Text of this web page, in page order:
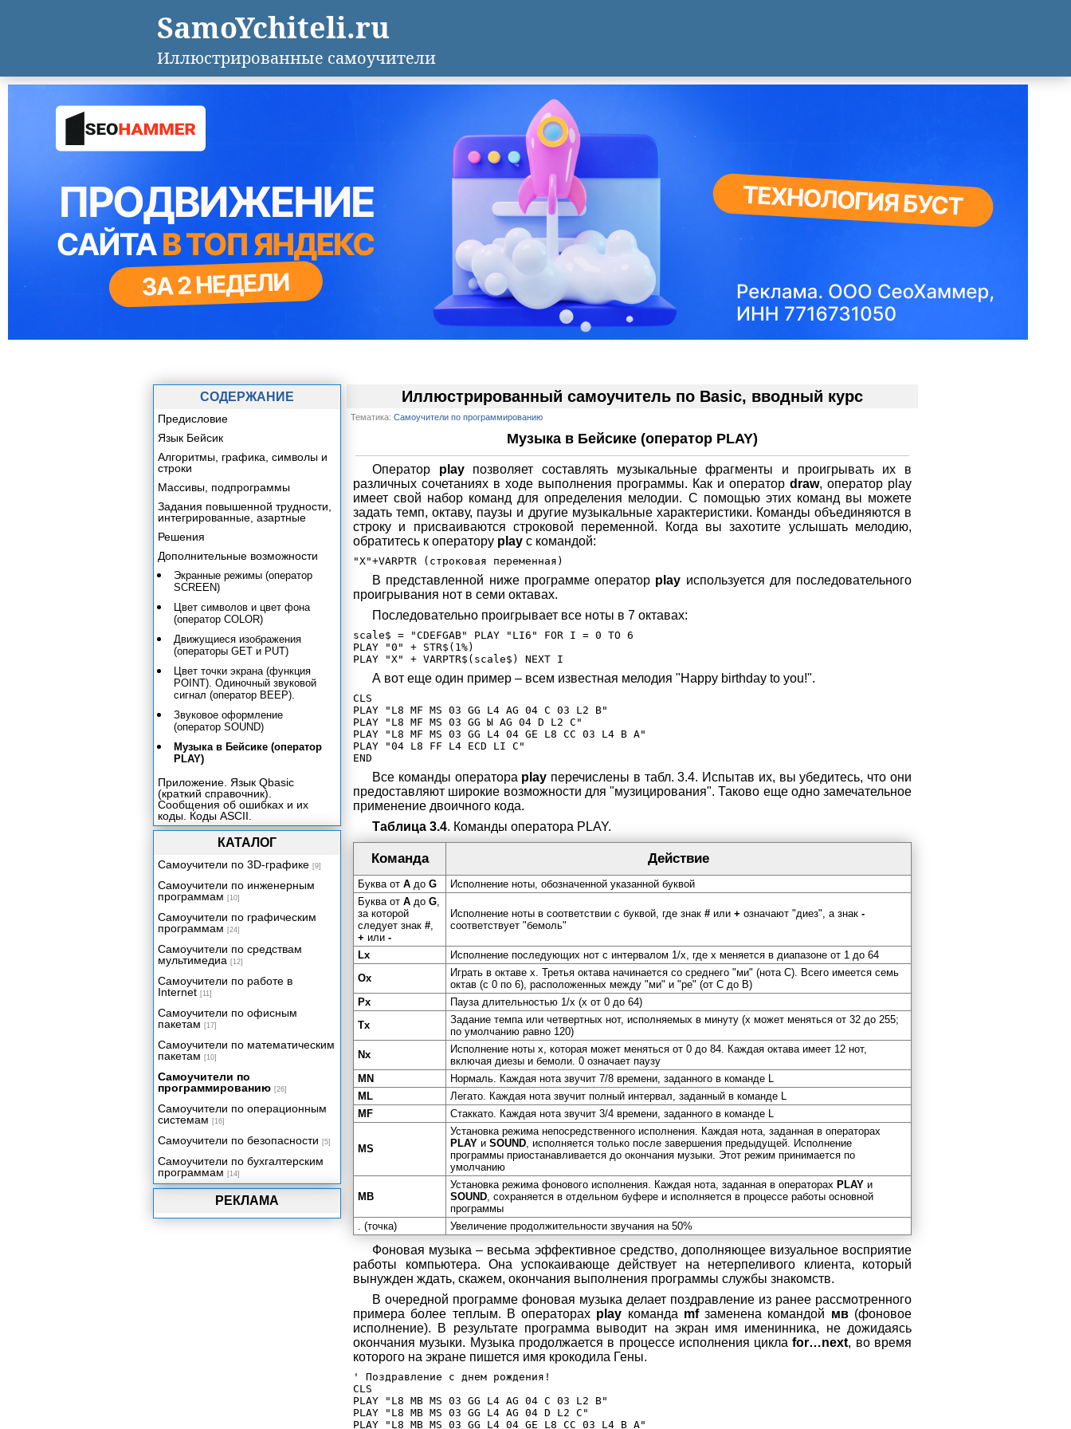
Иллюстрированный самоучитель по Basic, вводный курс
Тематика: Самоучители по программированию
Музыка в Бейсике (оператор PLAY)
Оператор playпозволяет составлять музыкальные фрагменты и проигрывать их в
различных сочетаниях в ходе выполнения программы. Как и оператор draw, оператор play
имеет свой набор команд для определения мелодии. С помощью этих команд вы можете
задать темп, октаву, паузы и другие музыкальные характеристики. Команды объединяются в
строку и присваиваются строковой переменной. Когда вы захотите услышать мелодию,
обратитесь к оператору play с командой:
В представленной ниже программе оператор play используется для последовательного
проигрывания нот в семи октавах.
Последовательно проигрывает все ноты в 7 октавах:
scale$ = "CDEFGAB" PLAY "LI6" FOR I = 0 ТО 6
PLAY "0" + STR$(1%)
А вот еще один пример – всем известная мелодия "Happy birthday to you!".
CLS
PLAY "L8 MF MS 03 GG L4 AG 04 С 03 L2 В"
PLAY "L8 MF MS 03 GG Ы AG 04 D L2 C"
PLAY "L8 MF MS 03 GG L4 04 GE L8 CC 03 L4 В А"
PLAY "04 L8 FF L4 ECD LI C"
Все команды оператора play перечислены в табл. 3.4. Испытав их, вы убедитесь, что они
предоставляют широкие возможности для "музицирования". Таково еще одно замечательное
применение двоичного кода.
Таблица 3.4. Команды оператора PLAY.
Команда Действие
Буква от А до G
Исполнение ноты, обозначенной указанной буквой
Буква от А до G,
за которой
следует знак #,
+ или -
Исполнение ноты в соответствии с буквой, где знак # или + означают "диез", а знак -
соответствует "бемоль"
Lx
Исполнение последующих нот с интервалом 1/х, где х меняется в диапазоне от 1 до 64
Ox
Играть в октаве х. Третья октава начинается со среднего "ми" (нота С). Всего имеется семь
октав (с 0 по 6), расположенных между "ми" и "ре" (от С до В)
Px
Пауза длительностью 1/х (х от 0 до 64)
Tx
Задание темпа или четвертных нот, исполняемых в минуту (х может меняться от 32 до 255;
по умолчанию равно 120)
Nx
Исполнение ноты х, которая может меняться от 0 до 84. Каждая октава имеет 12 нот,
включая диезы и бемоли. 0 означает паузу
MN
Нормаль. Каждая нота звучит 7/8 времени, заданного в команде L
ML
Легато. Каждая нота звучит полный интервал, заданный в команде L
MF
Стаккато. Каждая нота звучит 3/4 времени, заданного в команде L
MS
Установка режима непосредственного исполнения. Каждая нота, заданная в операторах
PLAY и SOUND, исполняется только после завершения предыдущей. Исполнение
программы приостанавливается до окончания музыки. Этот режим принимается по
умолчанию
MB
Установка режима фонового исполнения. Каждая нота, заданная в операторах PLAY и
SOUND, сохраняется в отдельном буфере и исполняется в процессе работы основной
программы
. (точка)
Увеличение продолжительности звучания на 50%
Фоновая музыка – весьма эффективное средство, дополняющее визуальное восприятие
работы компьютера. Она успокаивающе действует на нетерпеливого клиента, который
вынужден ждать, скажем, окончания выполнения программы службы знакомств.
В очередной программе фоновая музыка делает поздравление из ранее рассмотренного
примера более теплым. В операторах play команда mfзаменена командой мв(фоновое
исполнение). В результате программа выводит на экран имя именинника, не дожидаясь
окончания музыки. Музыка продолжается в процессе исполнения циклаfor…next, во время
которого на экране пишется имя крокодила Гены.
' Поздравление с днем рождения!
CLS
PLAY "L8 MB MS 03 GG L4 AG 04 С 03 L2 В"
PLAY "L8 MB MS 03 GG L4 AG 04 D L2 C"
PLAY "L8 MB MS 03 GG L4 04 GE L8 CC 03 L4 В А"
РЕКЛАМА
СОДЕРЖАНИЕ
Предисловие
Язык Бейсик
Алгоритмы, графика, символы и
строки
Массивы, подпрограммы
Задания повышенной трудности,
интегрированные, азартные
Решения
Дополнительные возможности
Экранные режимы (оператор
SCREEN)
Цвет символов и цвет фона
(оператор COLOR)
Движущиеся изображения
(операторы GET и PUT)
Цвет точки экрана (функция
POINT). Одиночный звуковой
сигнал (оператор ВЕЕР).
Звуковое оформление
(оператор SOUND)
Музыка в Бейсике (оператор
PLAY)
Приложение. Язык Qbasic
(краткий справочник).
Сообщения об ошибках и их
коды. Коды ASCII.
КАТАЛОГ
Самоучители по 3D-графике [9]
Самоучители по инженерным
программам [10]
Самоучители по графическим
программам [24]
Самоучители по средствам
мультимедиа [12]
Самоучители по работе в
Internet [11]
Самоучители по офисным
пакетам [17]
Самоучители по математическим
пакетам [10]
Самоучители по
программированию [26]
Самоучители по операционным
системам [16]
Самоучители по безопасности [5]
Самоучители по бухгалтерским
программам [14]
SamoYchiteli.ru
Иллюстрированные самоучители